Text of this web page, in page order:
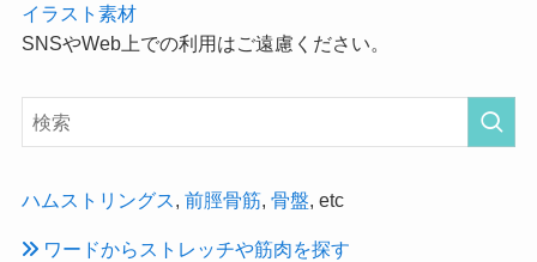
イラスト素材
SNSやWeb上での利用はご遠慮ください。
ハムストリングス, 前脛骨筋, 骨盤, etc
ワードからストレッチや筋肉を探す